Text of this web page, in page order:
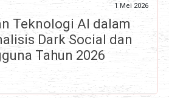
1 Mei 2026
Teknologi AI dalam
Dark Social dan
Tahun 2026